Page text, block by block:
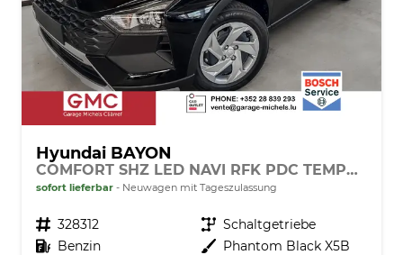
Hyundai BAYON
COMFORT SHZ LED NAVI RFK PDC TEMPOMAT
sofort lieferbar Neuwagen mit Tageszulassung
Fahrzeugnr. 328312 Getriebe Schaltgetriebe
Kraftstoff Benzin Außenfarbe Phantom Black X5B